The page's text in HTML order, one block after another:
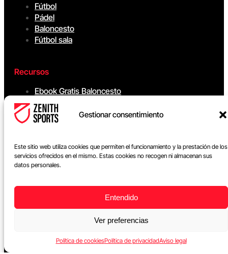
Gestionar consentimiento
Este sitio web utiliza cookies que permiten el funcionamiento y la prestación de los
servicios ofrecidos en el mismo. Estas cookies no recogen ni almacenan sus
datos personales.
Entendido
Ver preferencias
Política de cookiesPolítica de privacidadAviso legal
Fútbol
Pádel
Baloncesto
Fútbol sala
Recursos
Ebook Gratis Baloncesto
Contacto
info@zenithsports.com
Tlf: +34 672 98 12 17
©2026 Zenith Sports. Todos los derechos reservados.